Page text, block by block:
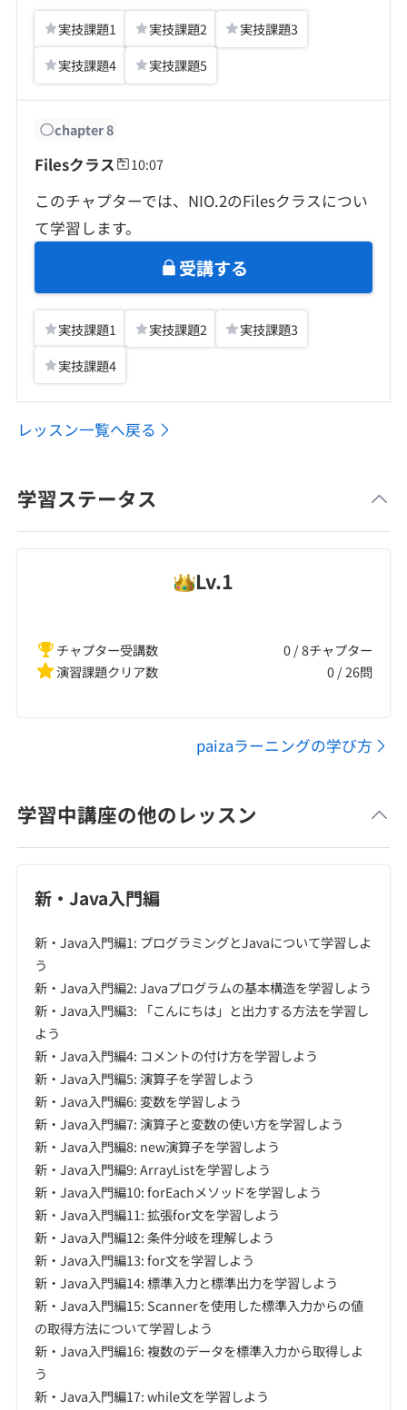
実技課題1 実技課題2 実技課題3
実技課題4 実技課題5
chapter8
Filesクラス 10:07
このチャプターでは、NIO.2のFilesクラスについ
て学習します。
受講する
実技課題1 実技課題2 実技課題3
実技課題4
レッスン一覧へ戻る
学習ステータス
Lv.1
チャプター受講数
0 / 8チャプター
演習課題クリア数
0/26問
paizaラーニングの学び方
学習中講座の他のレッスン
新・Java入門編
新・Java入門編1: プログラミングとJavaについて学習しよ
う
新・Java入門編2: Javaプログラムの基本構造を学習しよう
新・Java入門編3: 「こんにちは」と出力する方法を学習し
よう
新・Java入門編4: コメントの付け方を学習しよう
新・Java入門編5: 演算子を学習しよう
新・Java入門編6: 変数を学習しよう
新・Java入門編7: 演算子と変数の使い方を学習しよう
新・Java入門編8: new演算子を学習しよう
新・Java入門編9: ArrayListを学習しよう
新・Java入門編10: forEachメソッドを学習しよう
新・Java入門編11: 拡張for文を学習しよう
新・Java入門編12: 条件分岐を理解しよう
新・Java入門編13: for文を学習しよう
新・Java入門編14: 標準入力と標準出力を学習しよう
新・Java入門編15: Scannerを使用した標準入力からの値
の取得方法について学習しよう
新・Java入門編16: 複数のデータを標準入力から取得しよ
う
新・Java入門編17: while文を学習しよう